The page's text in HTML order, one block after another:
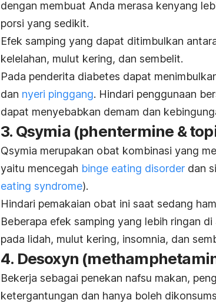
dengan membuat Anda merasa kenyang
porsi yang sedikit.
Efek samping yang dapat ditimbulkan
kelelahan, mulut kering, dan sembelit.
Pada penderita diabetes dapat
dan nyeri pinggang. Hindari penggunaan
dapat menyebabkan demam dan
3. Qsymia (phentermine &
Qsymia merupakan obat kombinasi yang
yaitu mencegah binge eating disorder dan
eating syndrome).
Hindari pemakaian obat ini saat sedang
Beberapa efek samping yang lebih ringan
pada lidah, mulut kering, insomnia, dan
4. Desoxyn
Bekerja sebagai penekan nafsu makan,
ketergantungan dan hanya boleh